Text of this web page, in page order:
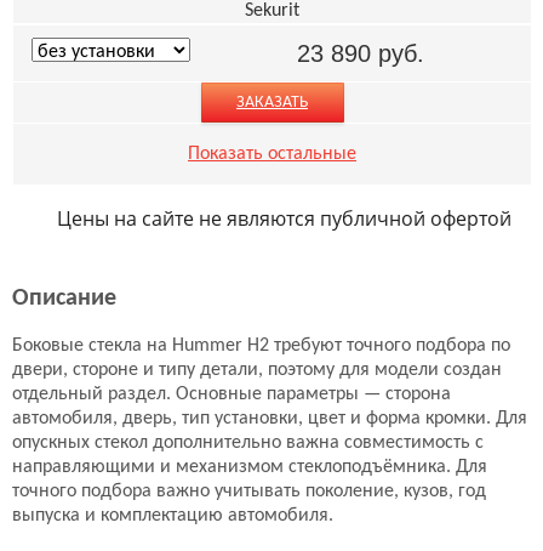
Sekurit
23 890 руб.
ЗАКАЗАТЬ
Показать остальные
Цены на сайте не являются публичной офертой
Описание
Боковые стекла на Hummer H2 требуют точного подбора по
двери, стороне и типу детали, поэтому для модели создан
отдельный раздел. Основные параметры — сторона
автомобиля, дверь, тип установки, цвет и форма кромки. Для
опускных стекол дополнительно важна совместимость с
направляющими и механизмом стеклоподъёмника. Для
точного подбора важно учитывать поколение, кузов, год
выпуска и комплектацию автомобиля.